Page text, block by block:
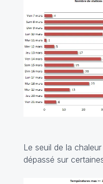
Le seuil de la
dépassé sur